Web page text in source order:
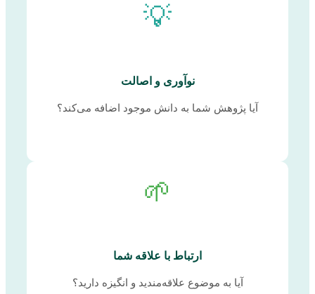
💡
نوآوری و اصالت
آیا پژوهش شما به دانش موجود اضافه می‌کند؟
🌱
ارتباط با علاقه شما
آیا به موضوع علاقه‌مندید و انگیزه دارید؟